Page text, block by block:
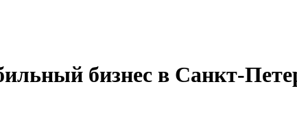
бизнес в Санкт-